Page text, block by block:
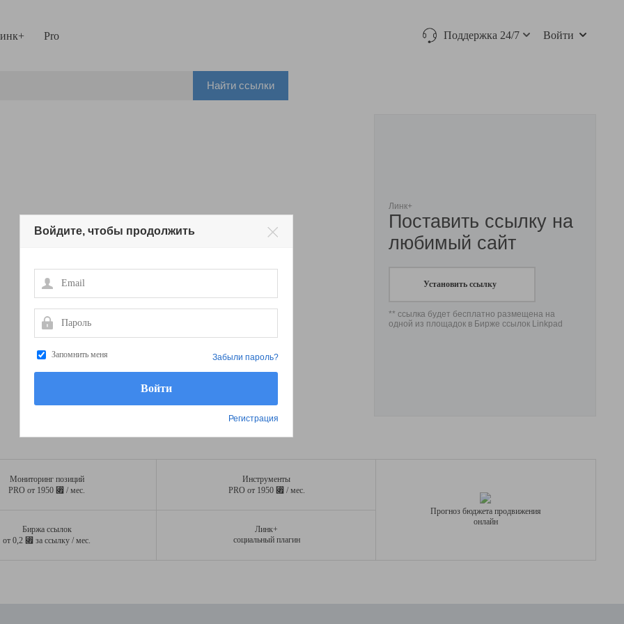
Pro Поддержка 24/7 Войти
Найти ссылки
Линк+
Поставить ссылку на
любимый сайт
Установить ссылку
** ссылка будет бесплатно размещена на
одной из площадок в Бирже ссылок Linkpad
Мониторинг позиций
PRO от 1950 ⃏ / мес.
Инструменты
PRO от 1950 ⃏ / мес.
Биржа ссылок
от 0,2 ⃏ за ссылку / мес.
Линк+
социальный плагин
Прогноз бюджета продвижения
онлайн
Войдите, чтобы продолжить
Email
Пароль
Запомнить меня
Регистрация
Забыли пароль?